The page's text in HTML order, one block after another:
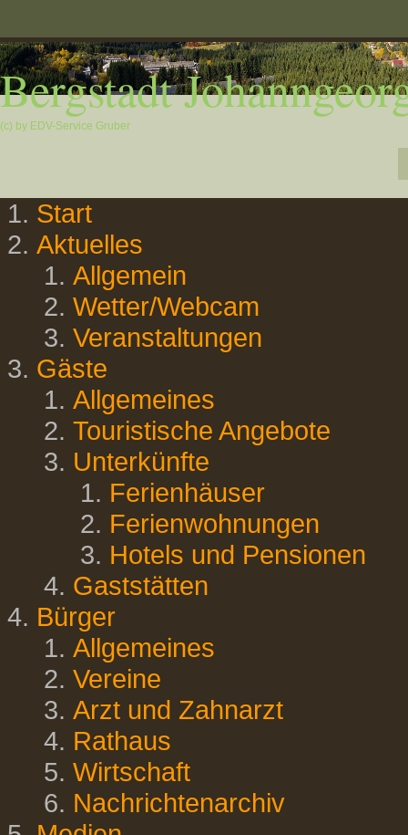
Bergstadt
(c) by EDV-Service Gruber
Start
Aktuelles
Allgemein
Wetter/Webcam
Veranstaltungen
Gäste
Allgemeines
Touristische Angebote
Unterkünfte
Ferienhäuser
Ferienwohnungen
Hotels und Pensionen
Gaststätten
Bürger
Allgemeines
Vereine
Arzt und Zahnarzt
Rathaus
Wirtschaft
Nachrichtenarchiv